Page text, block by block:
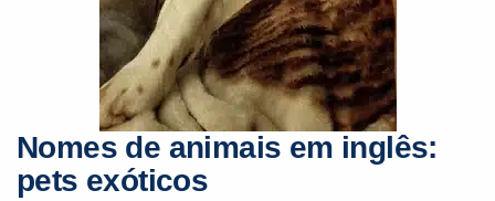
Nomes de animais em inglês:
pets exóticos